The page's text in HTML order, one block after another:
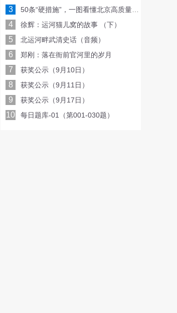
3 50条“硬措施”，一图看懂北京高质量发展路线图！
4 徐辉：运河猫儿窝的故事 （下）
5 北运河畔武清史话（音频）
6 郑刚：落在衙前官河里的岁月
7 获奖公示（9月10日）
8 获奖公示（9月11日）
9 获奖公示（9月17日）
10 每日题库-01（第001-030题）